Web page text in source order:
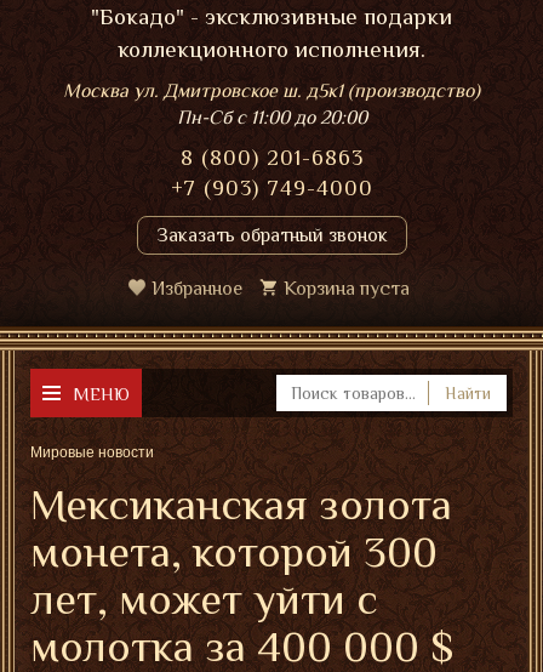
"Бокадо" - эксклюзивные подарки
коллекционного исполнения.
Москва ул. Дмитровское ш. д5к1 (производство)
Пн-Сбс 11:00 до 20:00
8 (800) 201-6863
+7 (903) 749-4000
Заказать обратный звонок
Избранное Корзина пуста
МЕНЮ Найти
Мировые новости
Мексиканская золота
монета, которой 300
лет, может уйти с
молотка за 400 000 $